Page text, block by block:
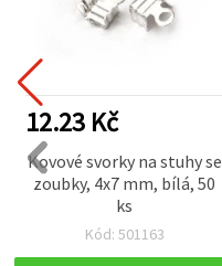
12.23 Kč
Kovové svorky na stuhy se
zoubky, 4x7 mm, bílá, 50
ks
Kód: 501163